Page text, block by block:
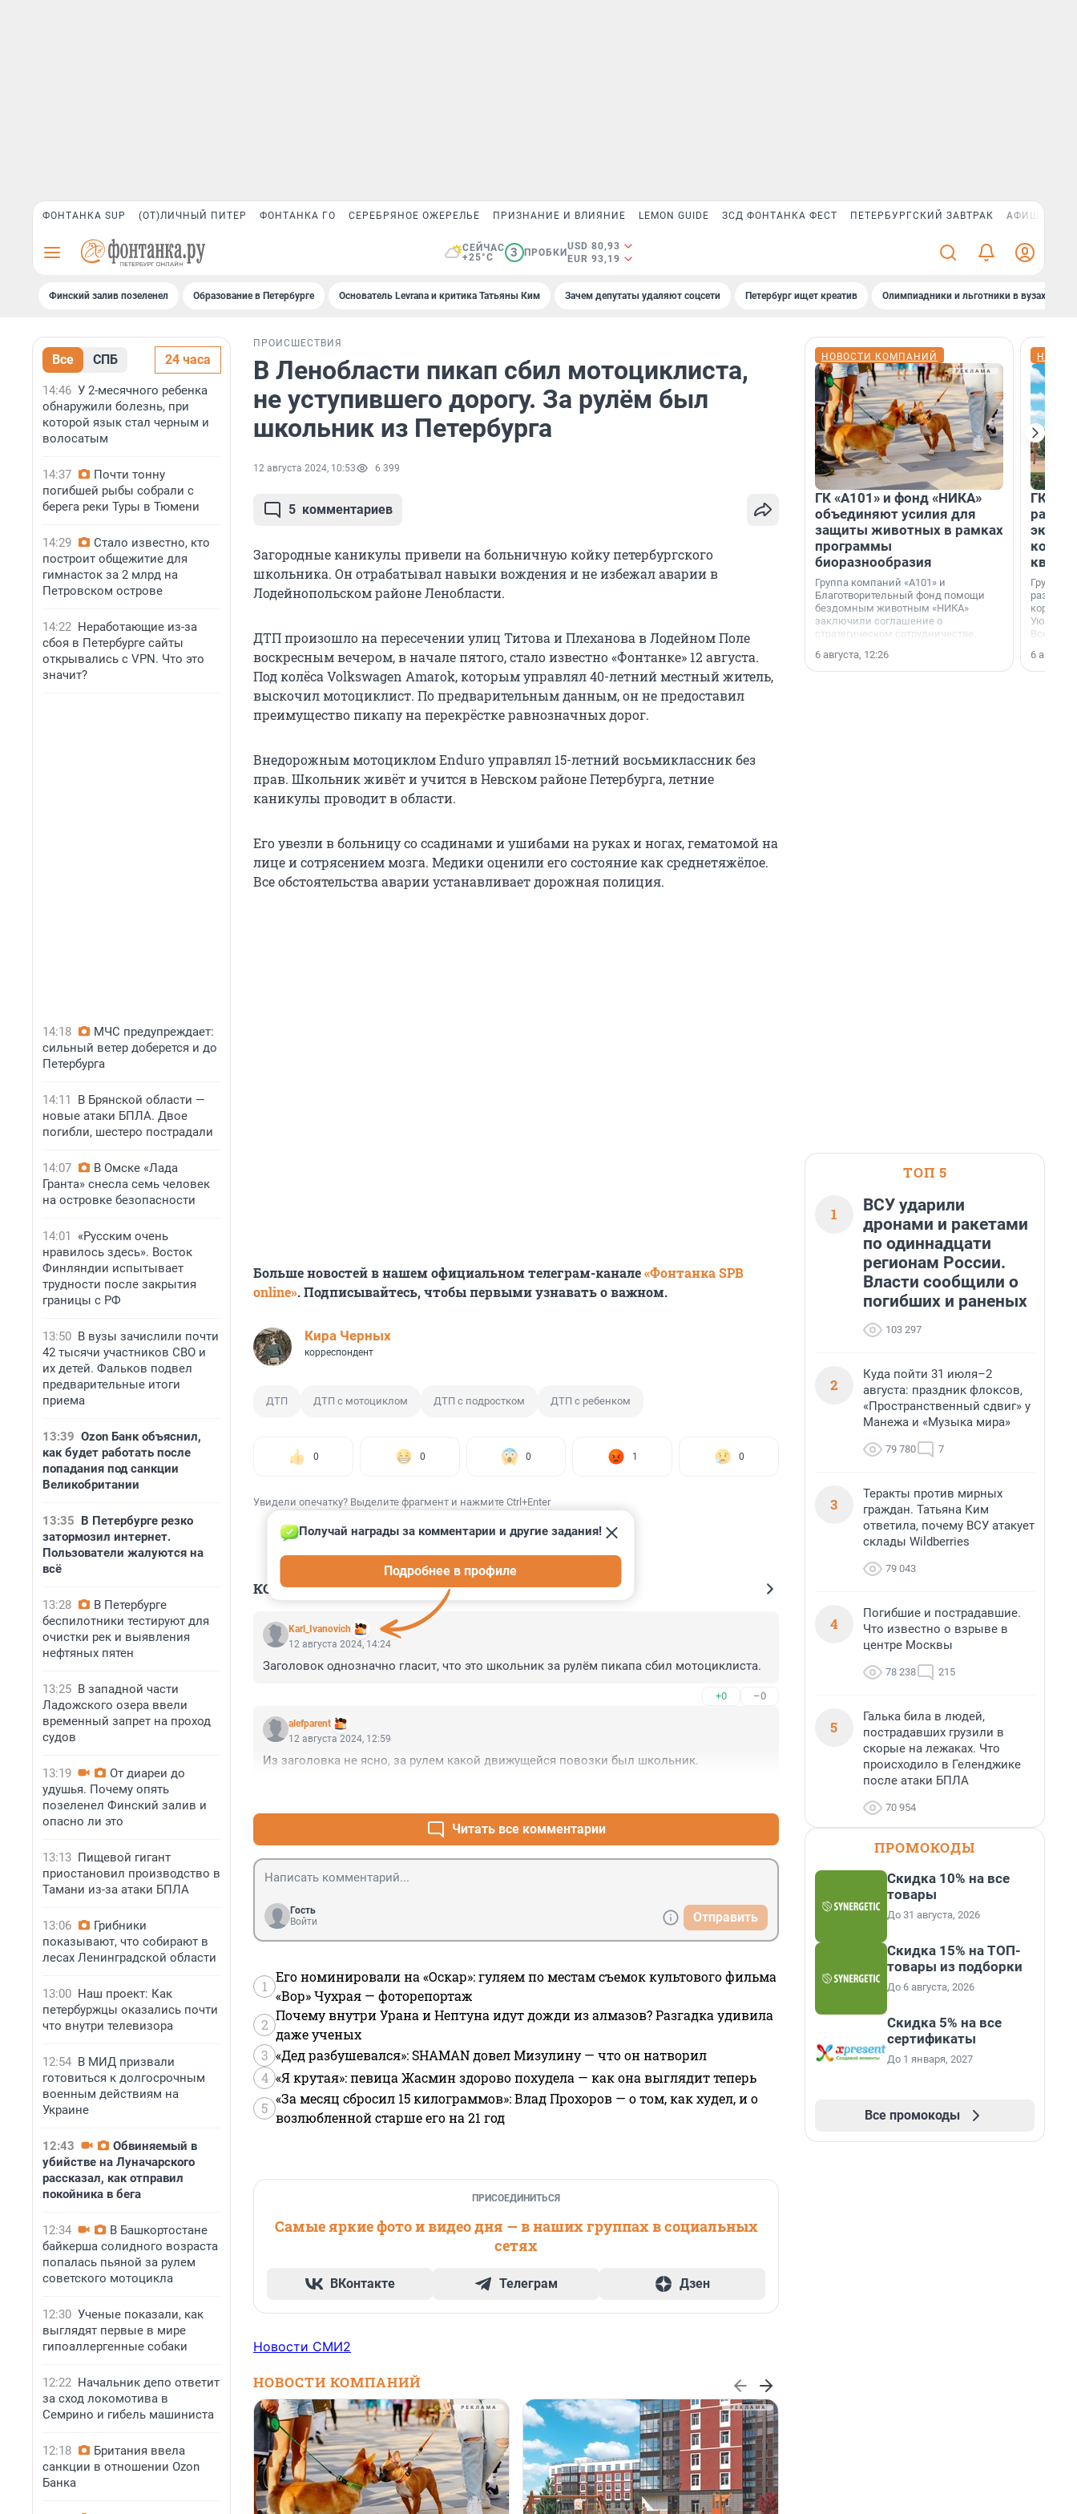
ФОНТАНКА SUP (ОТ)ЛИЧНЫЙ ПИТЕР ФОНТАНКА ГО СЕРЕБРЯНОЕ ОЖЕРЕЛЬЕ ПРИЗНАНИЕ И ВЛИЯНИЕ LEMON GUIDE ЗСД ФОНТАНКА ФЕСТ ПЕТЕРБУРГСКИЙ ЗАВТРАК АФИША PLUS
СЕЙЧАС
+25°C
3 ПРОБКИ
USD 80,93
EUR 93,19
Финский залив позеленел Образование в Петербурге Основатель Levrana и критика Татьяны Ким Зачем депутаты удаляют соцсети Петербург ищет креатив Олимпиадники и льготники в вузах СПб
Все СПБ 24 часа
14:46 У 2-месячного ребенка
обнаружили болезнь, при
которой язык стал черным и
волосатым
14:37
Почти тонну
погибшей рыбы собрали с
берега реки Туры в Тюмени
14:29
Стало известно, кто
построит общежитие для
гимнасток за 2 млрд на
Петровском острове
14:22 Неработающие из-за
сбоя в Петербурге сайты
открывались с VPN. Что это
значит?
14:18
МЧС предупреждает:
сильный ветер доберется и до
Петербурга
14:11
В Брянской области —
новые атаки БПЛА. Двое
погибли, шестеро пострадали
14:07
В Омске «Лада
Гранта» снесла семь человек
на островке безопасности
14:01
«Русским очень
нравилось здесь». Восток
Финляндии испытывает
трудности после закрытия
границы с РФ
13:50 В вузы зачислили почти
42 тысячи участников СВО и
их детей. Фальков подвел
предварительные итоги
приема
13:39 Ozon Банк объяснил,
как будет работать после
попадания под санкции
Великобритании
13:35 В Петербурге резко
затормозил интернет.
Пользователи жалуются на
всё
13:28
В Петербурге
беспилотники тестируют для
очистки рек и выявления
нефтяных пятен
13:25 В западной части
Ладожского озера ввели
временный запрет на проход
судов
13:19
От диареи до
удушья. Почему опять
позеленел Финский залив и
опасно ли это
13:13 Пищевой гигант
приостановил производство в
Тамани из-за атаки БПЛА
13:06
Грибники
показывают, что собирают в
лесах Ленинградской области
13:00 Наш проект: Как
петербуржцы оказались почти
что внутри телевизора
12:54 В МИД призвали
готовиться к долгосрочным
военным действиям на
Украине
12:43
Обвиняемый в
убийстве на Луначарского
рассказал, как отправил
покойника в бега
12:34
В Башкортостане
байкерша солидного возраста
попалась пьяной за рулем
советского мотоцикла
12:30 Ученые показали, как
выглядят первые в мире
гипоаллергенные собаки
12:22 Начальник депо ответит
за сход локомотива в
Семрино и гибель машиниста
12:18
Британия ввела
санкции в отношении Ozon
Банка
ПРОИСШЕСТВИЯ
В Ленобласти пикап сбил мотоциклиста,
не уступившего дорогу. За рулём был
школьник из Петербурга
12 августа 2024, 10:53 6 399
5 комментариев
Загородные каникулы привели на больничную койку петербургского
школьника. Он отрабатывал навыки вождения и не избежал аварии в
Лодейнопольском районе Ленобласти.
ДТП произошло на пересечении улиц Титова и Плеханова в Лодейном Поле
воскресным вечером, в начале пятого, стало известно «Фонтанке» 12 августа.
Под колёса Volkswagen Amarok, которым управлял 40-летний местный житель,
выскочил мотоциклист. По предварительным данным, он не предоставил
преимущество пикапу на перекрёстке равнозначных дорог.
Внедорожным мотоциклом Enduro управлял 15-летний восьмиклассник без
прав. Школьник живёт и учится в Невском районе Петербурга, летние
каникулы проводит в области.
Его увезли в больницу со ссадинами и ушибами на руках и ногах, гематомой на
лице и сотрясением мозга. Медики оценили его состояние как среднетяжёлое.
Все обстоятельства аварии устанавливает дорожная полиция.
Больше новостей в нашем официальном телеграм-канале«Фонтанка SPB
online». Подписывайтесь, чтобы первыми узнавать о важном.
Кира Черных
корреспондент
ДТП ДТП с мотоциклом ДТП с подростком ДТП с ребенком
0 0 0 1 0
Увидели опечатку? Выделите фрагмент и нажмите Ctrl+Enter
КОММЕНТАРИИ 5
Karl_Ivanovich
Получай награды за комментарии и другие задания!
Подробнее в профиле
12 августа 2024, 14:24
Заголовок однозначно гласит, что это школьник за рулём пикапа сбил мотоциклиста.
+0 –0
alefparent
12 августа 2024, 12:59
Из заголовка не ясно, за рулем какой движущейся повозки был школьник.
Читать все комментарии
Гость
Войти
Отправить
1
Его номинировали на «Оскар»: гуляем по местам съемок культового фильма
«Вор» Чухрая — фоторепортаж
2
Почему внутри Урана и Нептуна идут дожди из алмазов? Разгадка удивила
даже ученых
3 «Дед разбушевался»: SHAMAN довел Мизулину — что он натворил
4 «Я крутая»: певица Жасмин здорово похудела — как она выглядит теперь
5
«За месяц сбросил 15 килограммов»: Влад Прохоров — о том, как худел, и о
возлюбленной старше его на 21 год
ПРИСОЕДИНИТЬСЯ
Самые яркие фото и видео дня — в наших группах в социальных
сетях
ВКонтакте Телеграм Дзен
Новости СМИ2
НОВОСТИ КОМПАНИЙ
НОВОСТИ КОМПАНИЙ
ГК «А101» и фонд «НИКА»
объединяют усилия для
защиты животных в рамках
программы
биоразнообразия
Группа компаний «А101» и
Благотворительный фонд помощи
бездомным животным «НИКА»
заключили соглашение о
стратегическом сотрудничестве.
6 августа, 12:26
ГК
Группа
корпуса
Уютный
6
ТОП 5
1
ВСУ ударили
дронами и ракетами
по одиннадцати
регионам России.
Власти сообщили о
погибших и раненых
103 297
2
Куда пойти 31 июля–2
августа: праздник флоксов,
«Пространственный сдвиг» у
Манежа и «Музыка мира»
79 780 7
3
Теракты против мирных
граждан. Татьяна Ким
ответила, почему ВСУ атакует
склады Wildberries
79 043
4
Погибшие и пострадавшие.
Что известно о взрыве в
центре Москвы
78 238 215
5
Галька била в людей,
пострадавших грузили в
скорые на лежаках. Что
происходило в Геленджике
после атаки БПЛА
70 954
ПРОМОКОДЫ
Скидка 10% на все
товары
До 31 августа, 2026
Скидка 15% на ТОП-
товары из подборки
До 6 августа, 2026
Скидка 5% на все
сертификаты
До 1 января, 2027
Все промокоды